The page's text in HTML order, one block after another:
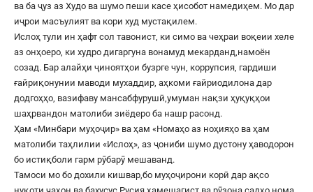
ва ба ҷуз аз Худо ва шумо пеши касе ҳисобот намедиҳем. Мо дар
иҷрои масъулият ва кори худ мустақилем.
Ислоҳ тули ин ҳафт сол тавонист, ки симо ва чеҳраи воқеии хеле
аз онҳоеро, ки худро дигаргуна вонамуд мекарданд,намоён
созад. Бар алайҳи ҷиноятҳои бузрге чун, коррупсия, гардиши
ғайриқонунии маводи мухаддир, аҳкоми ғайриодилона дар
додгоҳҳо, вазифаву мансабфурушӣ,умуман нақзи ҳуқуқҳои
шаҳрвандон матолиби зиёдеро ба нашр расонд.
Ҳам «Минбари муҳоҷир» ва ҳам «Номаҳо аз ноҳияҳо ва ҳам
матолиби таҳлилии «Ислоҳ», аз ҷониби шумо дустону ҳаводорон
бо истиқболи гарм рӯбарӯ мешаванд.
Тамоси мо бо дохили кишвар,бо муҳоҷирони корӣ дар ақсо